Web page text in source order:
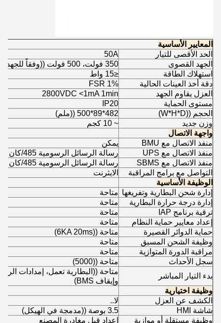
المعايير الأساسية
الحد الأقصى للتيار
50A
الجهد القصوى
350 فولت، 500 فولت ((وفقاً للجهد الاسمي)
استهلاك الطاقة
≤15 واط
دقة أخذ العينات الحالية
1% FSR
العزل يقاوم الجهد
2800VDC <1mA 1min
مستوى الحماية
IP20
الحجم ((W*H*D)
482*89*500 ((ملم)
وزن جديد
~ 10 كجم
واجهة الاتصال
منفذ الاتصال مع BMU
يمكن
منفذ الاتصال مع UPS
رسالة الرسائل الرسومية 485/كان
منفذ الاتصال مع SBMS
رسالة الرسائل الرسومية 485/كان
التواصل مع برامج المراقبة
الايثرنت
الوظيفة الأساسية
إدارة شحن البطارية وتفريغها متاحة
إدارة درجة حرارة البطارية
متاحة
ترقية برنامج IAP
متاحة
إعداد معايير حماية النظام
متاحة
حماية الدوائر القصيرة
متاحة ((6KA 20ms)
وظيفة الشحن المسبق
متاحة
مراقبة الدورة المتوازية
متاحة
سجل الأحداث
متاحة ((5000)
بدء التيار المباشر
متاحة ((البطارية تعمل، إمدادات
وإيقاف BMS)
وظيفة اختيارية
الكشف عن العزل
لا..
شاشة HMI
3.5 بوصة ((مدمجة في الهيكل)
وظيفة مستقلة أو موازية
إعداد قبل مغادرة المصنع